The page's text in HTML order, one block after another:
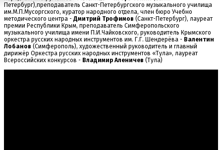
Петербург),преподаватель Санкт-Петербургского музыкального училища
им.М.П.Мусоргского, куратор народного отдела, член бюро Учебно
методического центра - Дмитрий Трофимов (Санкт-Петербург), лауреат
премии Республики Крым, преподаватель Симферопольского
музыкального училища имени П.И.Чайковского, руководитель Крымского
оркестра русских народных инструментов им. Г.Г. Шендерёва - Валентин
Лобанов (Симферополь), художественный руководитель и главный
дирижёр Оркестра русских народных инструментов «Тула», лауреат
Всероссийских конкурсов - Владимир Аленичев (Тула)